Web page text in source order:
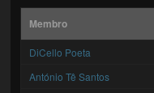
Membro
DiCello Poeta
António Tê Santos